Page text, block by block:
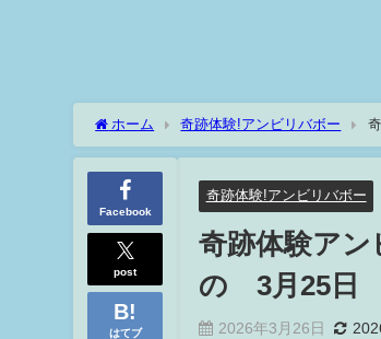
ホーム 奇跡体験!アンビリバボー
Facebook
post
はてブ
奇跡体験!アンビリバボー
奇跡体験ア
の 3月25日
2026年3月26日